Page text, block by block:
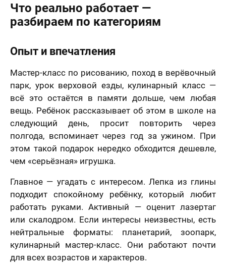
Что реально работает —
разбираем по категориям
Опыт и впечатления
Мастер-класс по рисованию, поход в верёвочный
парк, урок верховой езды, кулинарный класс —
всё это остаётся в памяти дольше, чем любая
вещь. Ребёнок рассказывает об этом в школе на
следующий день, просит повторить через
полгода, вспоминает через год за ужином. При
этом такой подарок нередко обходится дешевле,
чем «серьёзная» игрушка.
Главное — угадать с интересом. Лепка из глины
подходит спокойному ребёнку, который любит
работать руками. Активный — оценит лазертаг
или скалодром. Если интересы неизвестны, есть
нейтральные форматы: планетарий, зоопарк,
кулинарный мастер-класс. Они работают почти
для всех возрастов и характеров.